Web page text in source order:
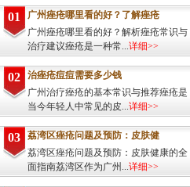
皮肤过敏等皮肤疾病的治疗方面...详细>>
01
广州痤疮哪里看的好？了解痤疮
广州痤疮哪里看的好？解析痤疮常识与
治疗建议痤疮是一种常...详细>>
02
治痤疮痘痘需要多少钱
广州治疗痤疮的基本常识与推荐痤疮是
当今年轻人中常见的皮...详细>>
03
荔湾区痤疮问题及预防：皮肤健
荔湾区痤疮问题及预防：皮肤健康的全
面指南荔湾区作为广州...详细>>